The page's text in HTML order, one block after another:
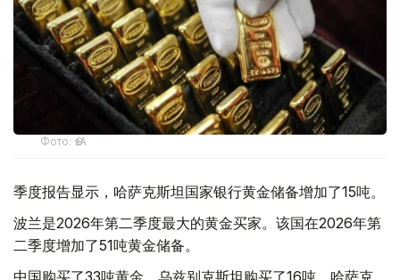
Фото: ӨзА
季度报告显示，哈萨克斯坦国家银行黄金储备增加了15吨。
波兰是2026年第二季度最大的黄金买家。该国在2026年第
二季度增加了51吨黄金储备。